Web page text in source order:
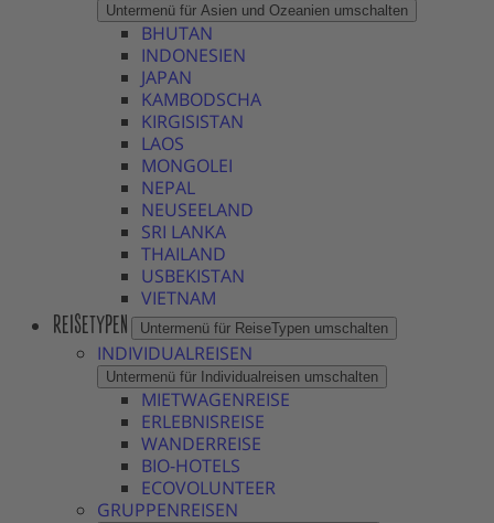
Untermenü für Asien und Ozeanien umschalten
BHUTAN
INDONESIEN
JAPAN
KAMBODSCHA
KIRGISISTAN
LAOS
MONGOLEI
NEPAL
NEUSEELAND
SRI LANKA
THAILAND
USBEKISTAN
VIETNAM
REISETYPEN Untermenü für ReiseTypen umschalten
INDIVIDUALREISEN
Untermenü für Individualreisen umschalten
MIETWAGENREISE
ERLEBNISREISE
WANDERREISE
BIO-HOTELS
ECOVOLUNTEER
GRUPPENREISEN